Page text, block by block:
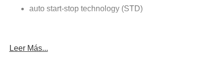
auto start-stop technology (STD)
Leer Más...